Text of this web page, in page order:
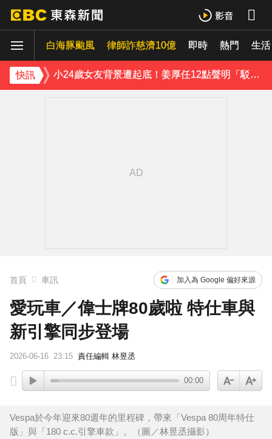
白海豚颱風 律師詐慈濟10億 即時 熱門 生活
快訊
下載東森App，隨時掌握天下大小事！
小24歲女友背景遭起底！姜厚任12點聲明「駁小三傳聞」：你在講三小？
王子不倫粿粿判賠百萬！神隱9月「二度發聲」：行過死陰的幽谷
首頁 車訊 加入為 Google 偏好來源
愛玩車／偉士牌80歲啦 特仕車與
新引擎同步登場
2026-06-16 23:15 責任編輯 林昱丞
00:00
Vespa於今年迎來80週年的里程碑，帶來「Vespa 80周年特仕
版」與「180 c.c.引擎車款」。（圖／林昱丞攝影）